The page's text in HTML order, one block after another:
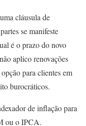
cláusula de
se manifeste
é o prazo do novo
aplico renovações
para clientes em
burocráticos.
de inflação para
ou o IPCA.